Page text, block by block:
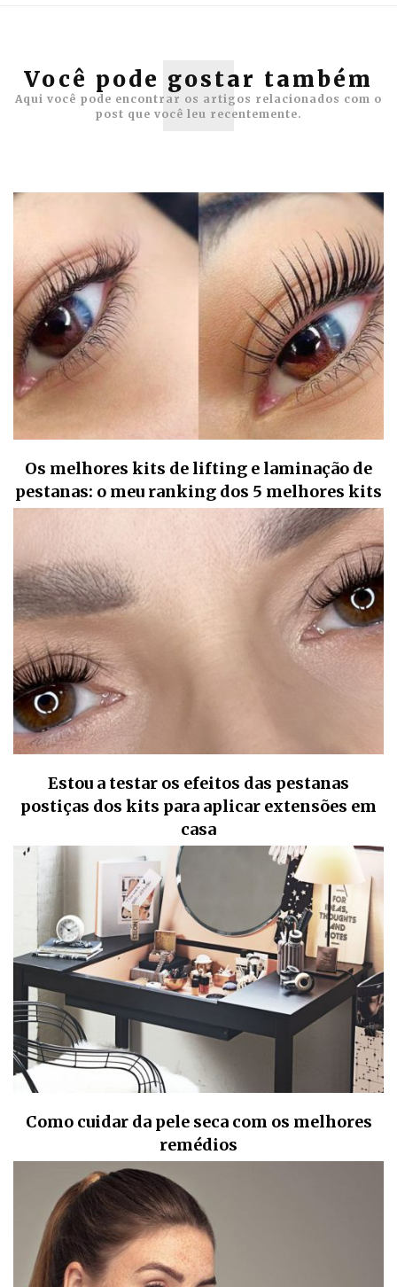
Você pode gostar também
Aqui você pode encontrar os artigos relacionados com o
post que você leu recentemente.
Os melhores kits de lifting e laminação de
pestanas: o meu ranking dos 5 melhores kits
Estou a testar os efeitos das pestanas
postiças dos kits para aplicar extensões em
casa
Como cuidar da pele seca com os melhores
remédios